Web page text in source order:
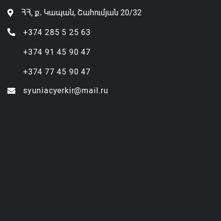
ՀՀ, ք․ Կապան, Շահումյան 20/32
+374 285 5 25 63
+374 91 45 90 47
+374 77 45 90 47
syuniacyerkir@mail.ru